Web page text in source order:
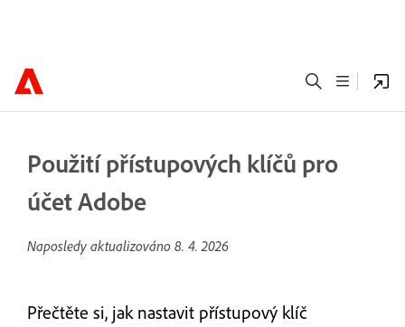
Použití přístupových klíčů pro
účet Adobe
Naposledy aktualizováno 8. 4. 2026
Přečtěte si, jak nastavit přístupový klíč